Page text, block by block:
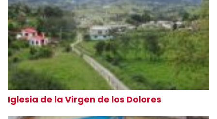
Iglesia de la Virgen de los Dolores